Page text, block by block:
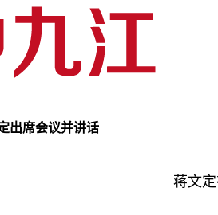
出席会议并讲话
蒋文